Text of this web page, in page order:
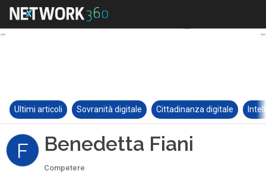
Ultimi articoli Sovranità digitale Cittadinanza digitale
F Benedetta Fiani
Competere